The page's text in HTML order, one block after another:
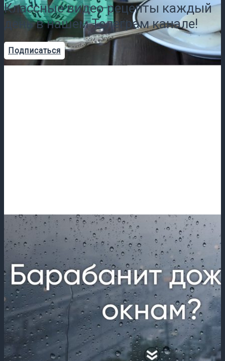
Классные видео рецепты каждый
день в нашем Телеграм канале!
Подписаться